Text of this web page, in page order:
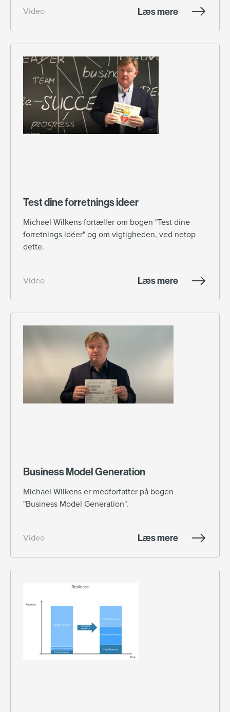
Video Læs mere
Test dine forretnings ideer
Michael Wilkens fortæller om bogen "Test dine
forretnings idéer" og om vigtigheden, ved netop
dette.
Video Læs mere
Business Model Generation
Michael Wilkens er medforfatter på bogen
"Business Model Generation".
Video Læs mere